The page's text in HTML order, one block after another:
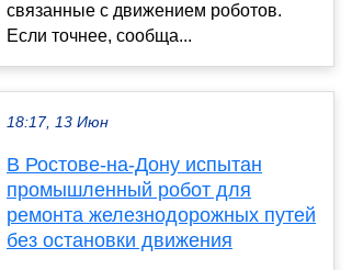
связанные с движением роботов.
Если точнее, сообща...
18:17, 13 Июн
В Ростове-на-Дону испытан
промышленный робот для
ремонта железнодорожных путей
без остановки движения